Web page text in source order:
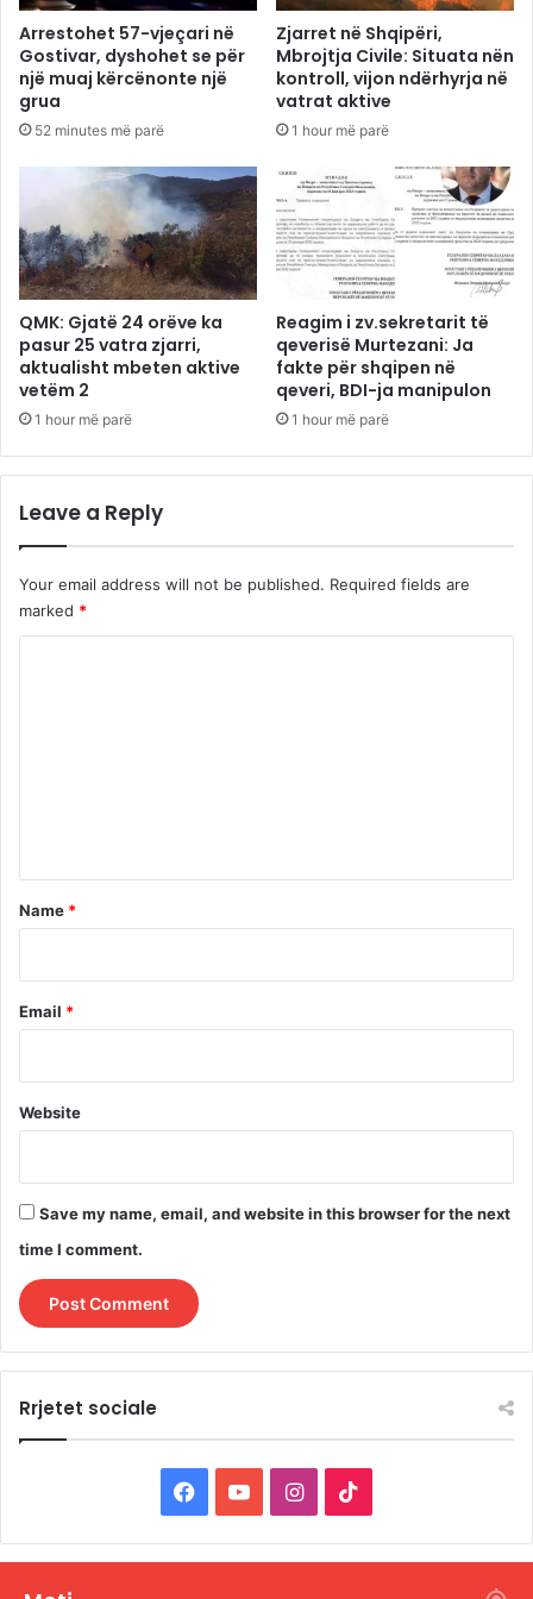
Arrestohet 57-vjeçari në
Gostivar, dyshohet se për
një muaj kërcënonte një
grua
52 minutes më parë
Zjarret në Shqipëri,
Mbrojtja Civile: Situata nën
kontroll, vijon ndërhyrja në
vatrat aktive
1 hour më parë
QMK: Gjatë 24 orëve ka
pasur 25 vatra zjarri,
aktualisht mbeten aktive
vetëm 2
1 hour më parë
Reagim i zv.sekretarit të
qeverisë Murtezani: Ja
fakte për shqipen në
qeveri, BDI-ja manipulon
1 hour më parë
Leave a Reply
Your email address will not be published. Required fields are
marked *
*
Name *
Email *
Website
Save my name, email, and website in this browser for the next
time I comment.
Rrjetet sociale
a
o
I
n
i